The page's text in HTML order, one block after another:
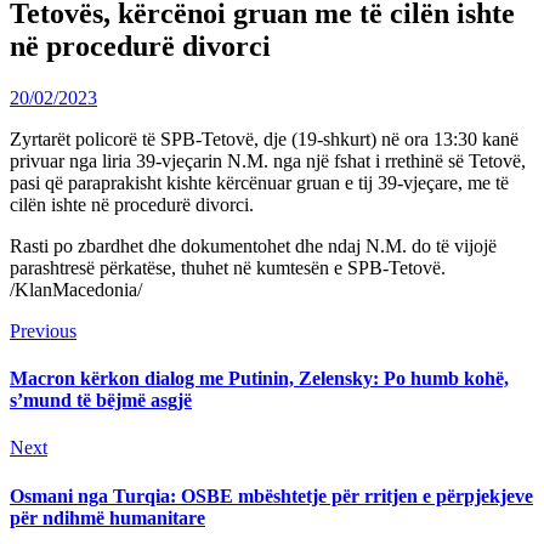
Tetovës, kërcënoi gruan me të cilën ishte
në procedurë divorci
20/02/2023
Zyrtarët policorë të SPB-Tetovë, dje (19-shkurt) në ora 13:30 kanë
privuar nga liria 39-vjeçarin N.M. nga një fshat i rrethinë së Tetovë,
pasi që paraprakisht kishte kërcënuar gruan e tij 39-vjeçare, me të
cilën ishte në procedurë divorci.
Rasti po zbardhet dhe dokumentohet dhe ndaj N.M. do të vijojë
parashtresë përkatëse, thuhet në kumtesën e SPB-Tetovë.
/KlanMacedonia/
Continue
Reading
PreviousPrevious
Macron kërkon dialog me Putinin, Zelensky: Po humb kohë,
s’mund të bëjmë asgjë
NextNext
Osmani nga Turqia: OSBE mbështetje për rritjen e përpjekjeve
për ndihmë humanitare